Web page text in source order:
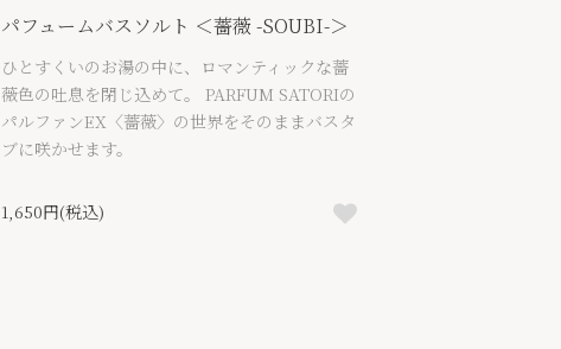
パフュームバスソルト ＜薔薇 -SOUBI-＞
ひとすくいのお湯の中に、ロマンティックな薔
薇色の吐息を閉じ込めて。 PARFUM SATORIの
パルファンEX〈薔薇〉の世界をそのままバスタ
ブに咲かせます。
1,650円(税込)